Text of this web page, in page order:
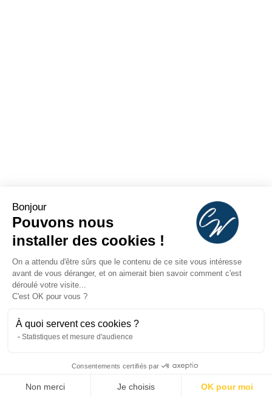
Bonjour
Pouvons nous
installer des cookies !
On a attendu d'être sûrs que le contenu de ce site vous intéresse
avant de vous déranger, et on aimerait bien savoir comment c'est
déroulé votre visite...
C'est OK pour vous ?
À quoi servent ces cookies ?
Statistiques et mesure d'audience
Consentements certifiés par
Non merci Je choisis OK pour moi